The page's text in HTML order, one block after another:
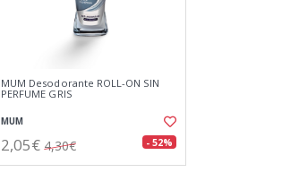
MUM Desodorante ROLL-ON SIN
PERFUME GRIS
MUM
2,05€ 4,30€ - 52%